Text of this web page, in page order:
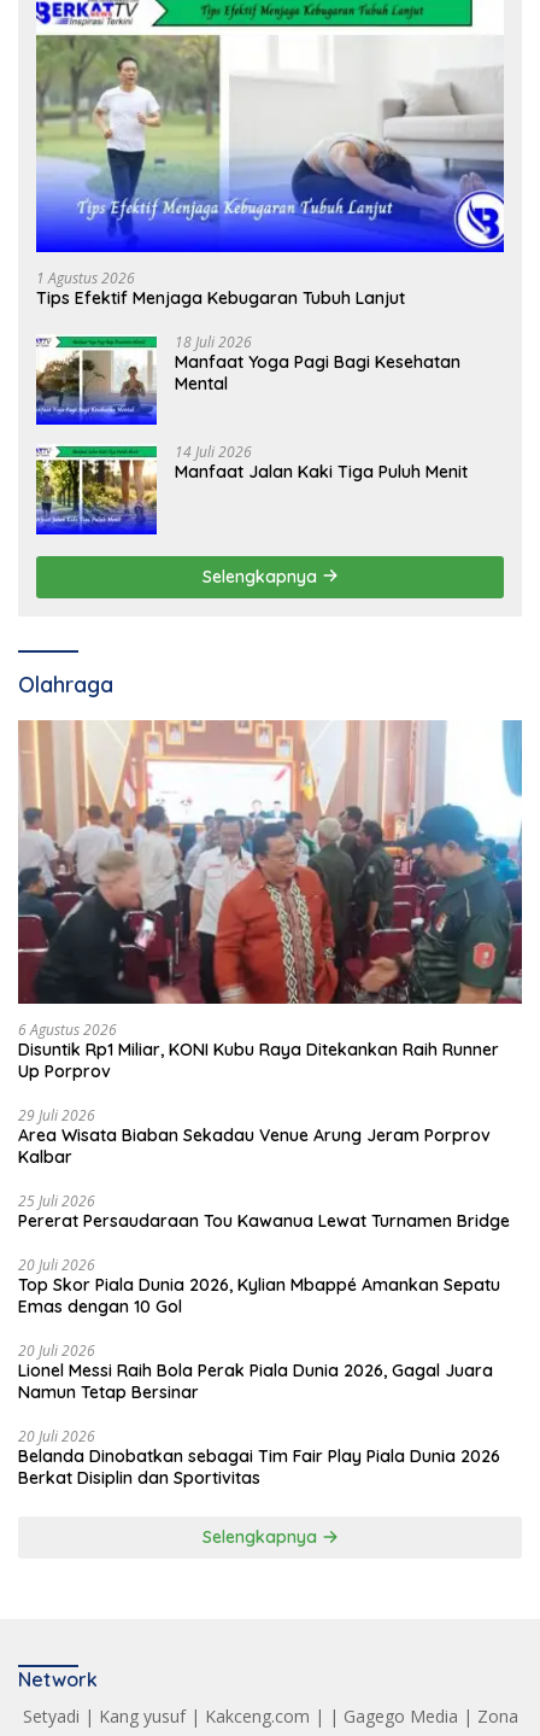
1 Agustus 2026
Tips Efektif Menjaga Kebugaran Tubuh Lanjut
18 Juli 2026
Manfaat Yoga Pagi Bagi Kesehatan
Mental
14 Juli 2026
Manfaat Jalan Kaki Tiga Puluh Menit
Selengkapnya
Olahraga
6 Agustus 2026
Disuntik Rp1 Miliar, KONI Kubu Raya Ditekankan Raih Runner
Up Porprov
29 Juli 2026
Area Wisata Biaban Sekadau Venue Arung Jeram Porprov
Kalbar
25 Juli 2026
Pererat Persaudaraan Tou Kawanua Lewat Turnamen Bridge
20 Juli 2026
Top Skor Piala Dunia 2026, Kylian Mbappé Amankan Sepatu
Emas dengan 10 Gol
20 Juli 2026
Lionel Messi Raih Bola Perak Piala Dunia 2026, Gagal Juara
Namun Tetap Bersinar
20 Juli 2026
Belanda Dinobatkan sebagai Tim Fair Play Piala Dunia 2026
Berkat Disiplin dan Sportivitas
Selengkapnya
Network
Setyadi | Kang yusuf| Kakceng.com | | Gagego Media | Zona